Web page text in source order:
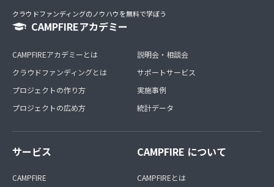
クラウドファンディングのノウハウを無料で学ぼう
CAMPFIREアカデミー
CAMPFIREアカデミーとは
クラウドファンディングとは
プロジェクトの作り方
プロジェクトの広め方
説明会・相談会
サポートサービス
実施事例
統計データ
サービス
CAMPFIRE
CAMPFIRE について
CAMPFIREとは